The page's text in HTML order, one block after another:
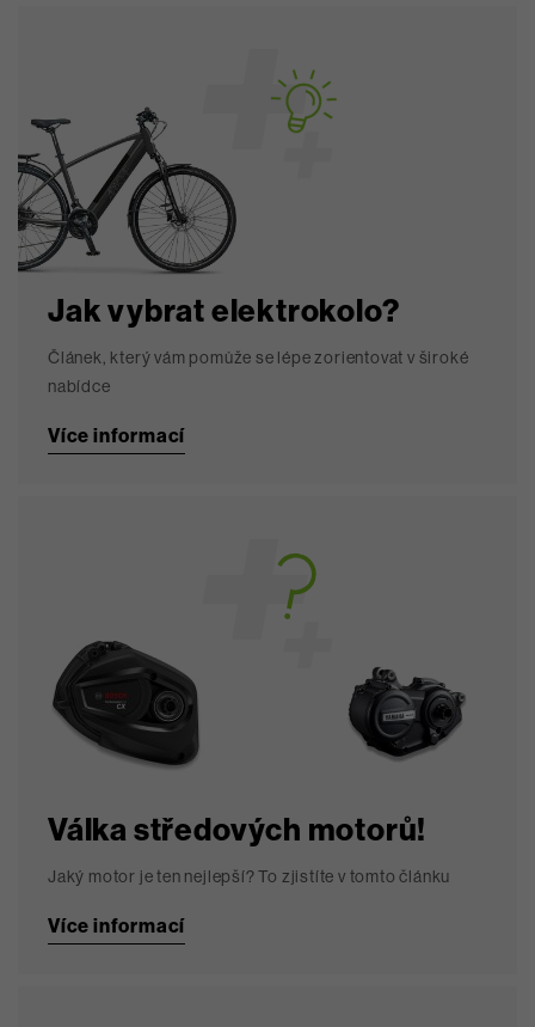
Jak vybrat elektrokolo?
Článek, který vám pomůže se lépe zorientovat v široké
nabídce
Více informací
Válka středových motorů!
Jaký motor je ten nejlepší? To zjistíte v tomto článku
Více informací